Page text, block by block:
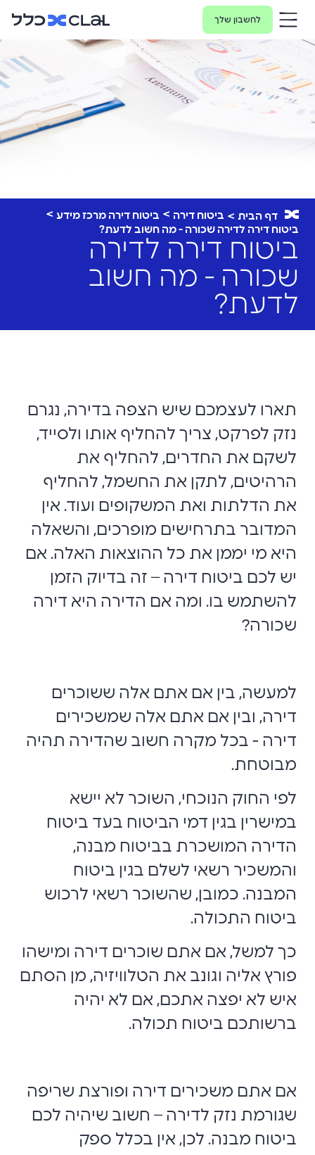
לחשבון שלך
דף הבית ביטוח דירה
ביטוח דירה מרכז מידע
ביטוח דירה לדירה שכורה - מה חשוב לדעת?
ביטוח דירה לדירה
שכורה - מה חשוב
לדעת?
תארו לעצמכם שיש הצפה בדירה, נגרם
נזק לפרקט, צריך להחליף אותו ולסייד,
לשקם את החדרים, להחליף את
הרהיטים, לתקן את החשמל, להחליף
את הדלתות ואת המשקופים ועוד. אין
המדובר בתרחישים מופרכים, והשאלה
היא מי יממן את כל ההוצאות האלה. אם
יש לכם ביטוח דירה – זה בדיוק הזמן
להשתמש בו. ומה אם הדירה היא דירה
שכורה?
למעשה, בין אם אתם אלה ששוכרים
דירה, ובין אם אתם אלה שמשכירים
דירה - בכל מקרה חשוב שהדירה תהיה
מבוטחת.
לפי החוק הנוכחי, השוכר לא יישא
במישרין בגין דמי הביטוח בעד ביטוח
הדירה המושכרת בביטוח מבנה,
והמשכיר רשאי לשלם בגין ביטוח
המבנה. כמובן, שהשוכר רשאי לרכוש
ביטוח התכולה.
כך למשל, אם אתם שוכרים דירה ומישהו
פורץ אליה וגונב את הטלוויזיה, מן הסתם
איש לא יפצה אתכם, אם לא יהיה
ברשותכם ביטוח תכולה.
אם אתם משכירים דירה ופורצת שריפה
שגורמת נזק לדירה – חשוב שיהיה לכם
ביטוח מבנה. לכן, אין בכלל ספק